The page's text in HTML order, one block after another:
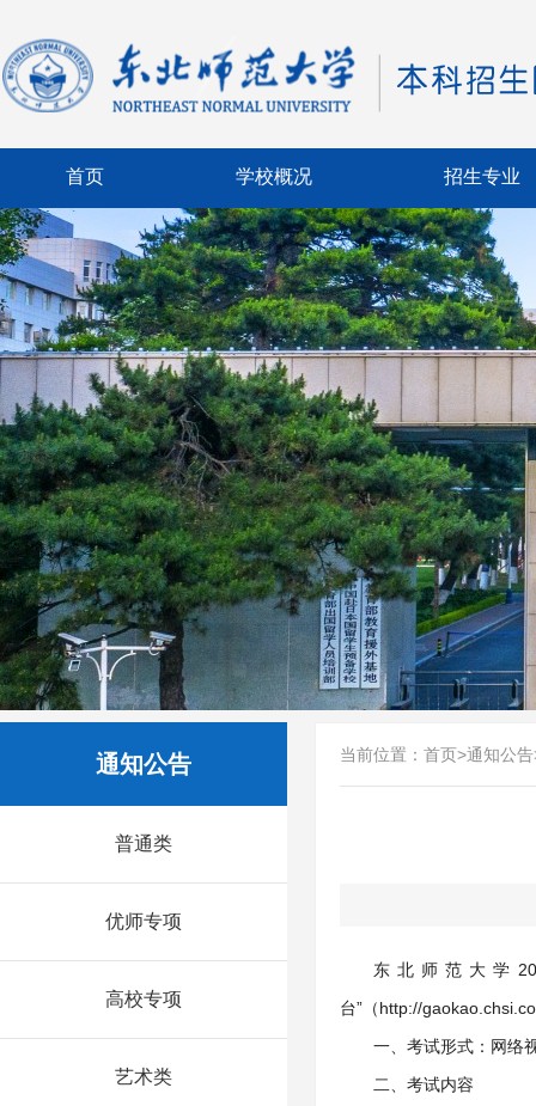
首页 学校概况 招生专业
通知公告
普通类
优师专项
高校专项
艺术类
当前位置： 首页>通知公告
东北师范大学
台”（http://
一、考试形式：网络
二、考试内容